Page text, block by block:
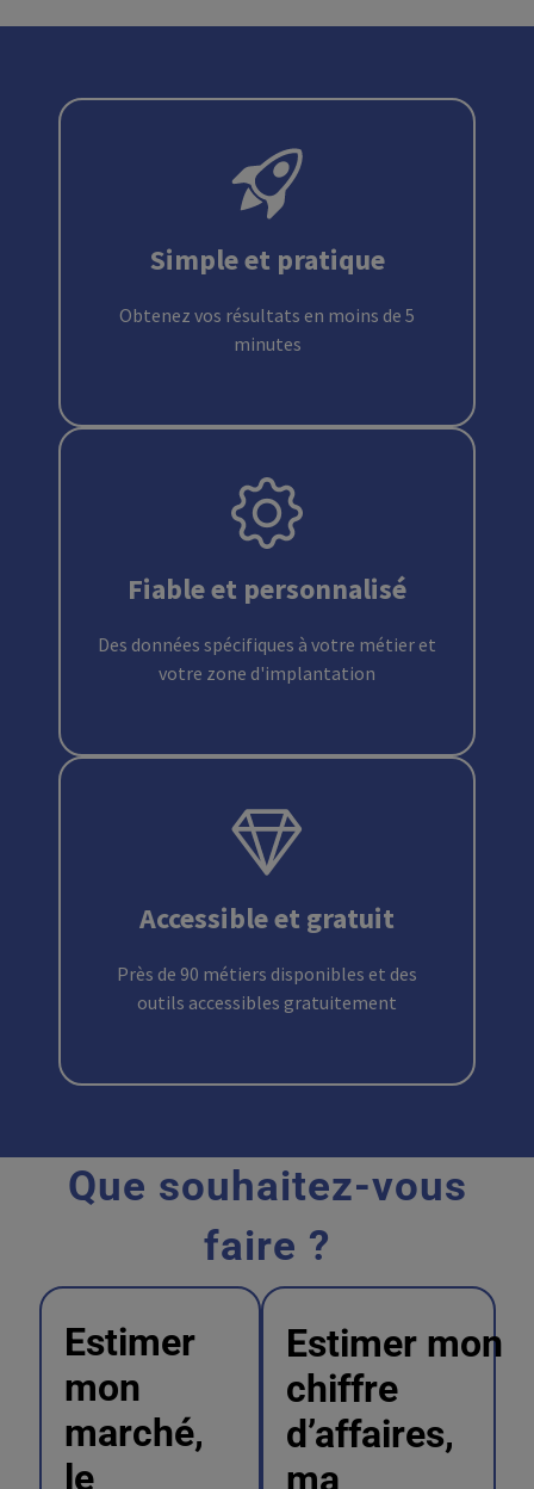
Simple et pratique
Obtenez vos résultats en moins de 5
minutes
Fiable et personnalisé
Des données spécifiques à votre métier et
votre zone d'implantation
Accessible et gratuit
Près de 90 métiers disponibles et des
outils accessibles gratuitement
Que souhaitez-vous
faire ?
Estimer
mon
marché,
le
Estimer mon
chiffre
d’affaires,
ma